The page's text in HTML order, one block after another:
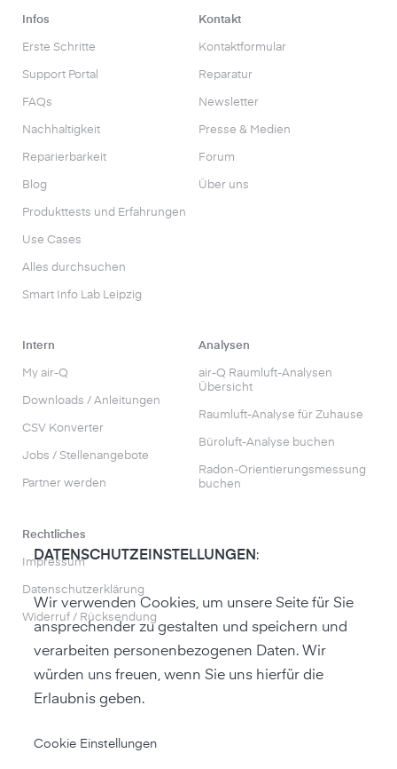
Infos
Erste Schritte
Support Portal
FAQs
Nachhaltigkeit
Reparierbarkeit
Blog
Produkttests und Erfahrungen
Use Cases
Alles durchsuchen
Smart Info Lab Leipzig
Kontakt
Kontaktformular
Reparatur
Newsletter
Presse & Medien
Forum
Über uns
Intern
My air-Q
Downloads / Anleitungen
CSV Konverter
Jobs / Stellenangebote
Partner werden
Analysen
air-Q Raumluft-Analysen
Übersicht
Raumluft-Analyse für Zuhause
Büroluft-Analyse buchen
Radon-Orientierungs­messung
buchen
Rechtliches
Impressum
Datenschutzerklärung
Widerruf / Rücksendung
DATENSCHUTZEINSTELLUNGEN :
Wir verwenden Cookies, um unsere Seite für Sie
ansprechender zu gestalten und speichern und
verarbeiten personenbezogenen Daten. Wir
würden uns freuen, wenn Sie uns hierfür die
Erlaubnis geben.
Cookie Einstellungen